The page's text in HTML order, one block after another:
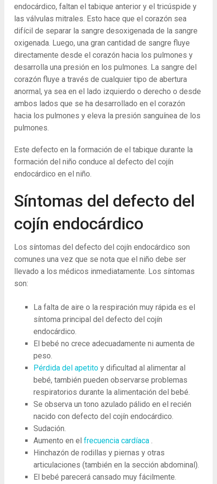
endocárdico, faltan el tabique anterior y el tricúspide y
las válvulas mitrales. Esto hace que el corazón sea
difícil de separar la sangre desoxigenada de la sangre
oxigenada. Luego, una gran cantidad de sangre fluye
directamente desde el corazón hacia los pulmones y
desarrolla una presión en los pulmones. La sangre del
corazón fluye a través de cualquier tipo de abertura
anormal, ya sea en el lado izquierdo o derecho o desde
ambos lados que se ha desarrollado en el corazón
hacia los pulmones y eleva la presión sanguínea de los
pulmones.
Este defecto en la formación de el tabique durante la
formación del niño conduce al defecto del cojín
endocárdico en el niño.
Síntomas del defecto del
cojín endocárdico
Los síntomas del defecto del cojín endocárdico son
comunes una vez que se nota que el niño debe ser
llevado a los médicos inmediatamente. Los síntomas
son:
La falta de aire o la respiración muy rápida es el
síntoma principal del defecto del cojín
endocárdico.
El bebé no crece adecuadamente ni aumenta de
peso.
Pérdida del apetito y dificultad al alimentar al
bebé, también pueden observarse problemas
respiratorios durante la alimentación del bebé.
Se observa un tono azulado pálido en el recién
nacido con defecto del cojín endocárdico.
Sudación.
Aumento en el frecuencia cardíaca .
Hinchazón de rodillas y piernas y otras
articulaciones (también en la sección abdominal).
El bebé parecerá cansado muy fácilmente.